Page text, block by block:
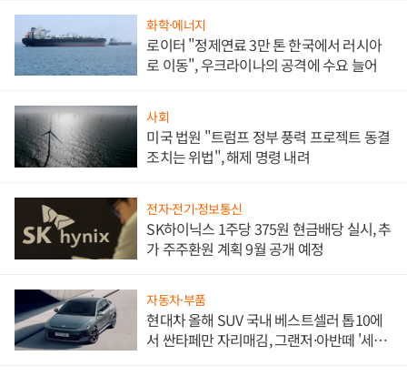
화학·에너지
로이터 "정제연료 3만 톤 한국에서 러시아
로 이동", 우크라이나의 공격에 수요 늘어
사회
미국 법원 "트럼프 정부 풍력 프로젝트 동결
조치는 위법", 해제 명령 내려
전자·전기·정보통신
SK하이닉스 1주당 375원 현금배당 실시, 추
가 주주환원 계획 9월 공개 예정
자동차·부품
현대차 올해 SUV 국내 베스트셀러 톱10에
서 싼타페만 자리매김, 그랜저·아반떼 '세단